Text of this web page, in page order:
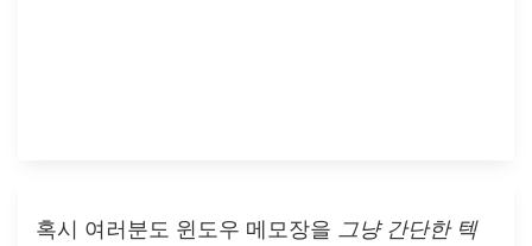
혹시 여러분도 윈도우 메모장을 그냥 간단한 텍